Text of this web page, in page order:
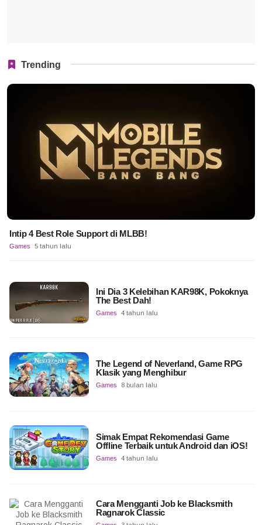
Trending
Intip 4 Best Role Support di MLBB!
Games 5 tahun lalu
Ini Dia 3 Kelebihan KAR98K, Pokoknya
The Best Dah!
Games 4 tahun lalu
The Legend of Neverland, Game RPG
Klasik yang Menghibur
Games 8 bulan lalu
Simak Empat Rekomendasi Game
Offline Terbaik untuk Android dan iOS!
Games 4 tahun lalu
Cara Mengganti Job ke Blacksmith
Ragnarok Classic